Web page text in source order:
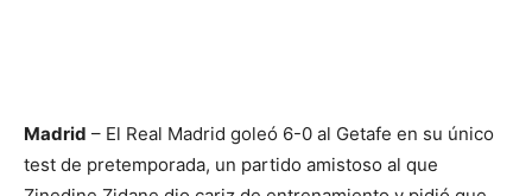
Madrid – El Real Madrid goleó 6-0 al Getafe en su único
test de pretemporada, un partido amistoso al que